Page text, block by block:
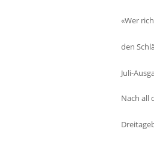
«Wer
den
Juli-
Nach all